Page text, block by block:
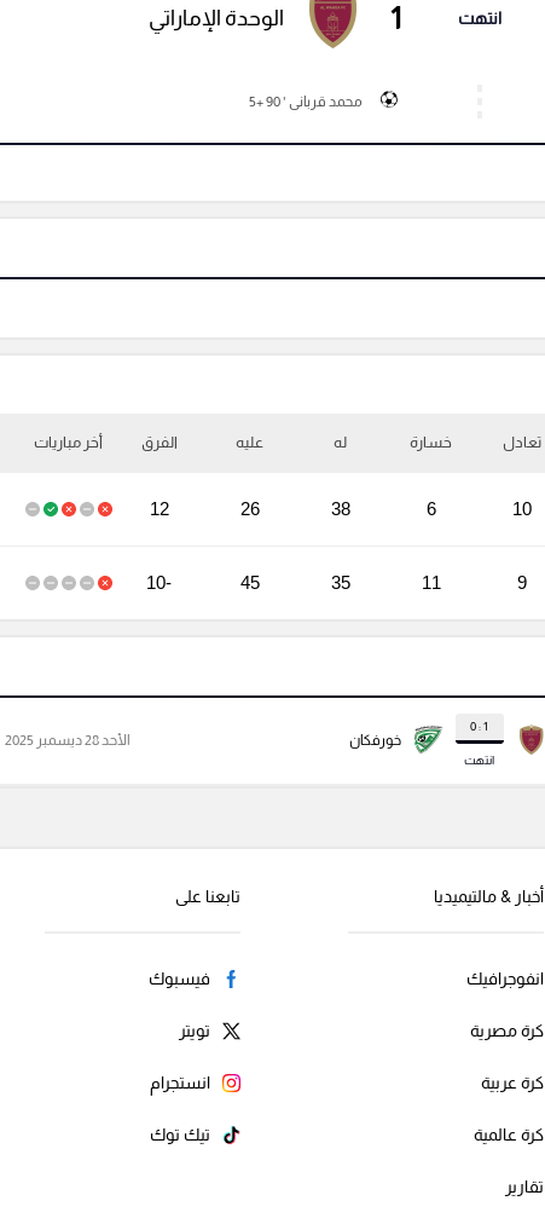
انتهت 1 الوحدة الإماراتي
محمد قربانی ' 90 +5
تعادل خسارة له عليه الفرق أخر مباريات
10
6
38
26
12
9
11
35
45
-10
1 : 0
انتهت
خورفكان الأحد 28 ديسمبر 2025
أخبار & مالتيميديا
انفوجرافيك
كرة مصرية
كرة عربية
كرة عالمية
تقارير
تابعنا على
فيسبوك
تويتر
انستجرام
تيك توك